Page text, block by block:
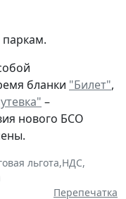
бланки "Билет",
–
нового БСО
льгота,НДС,
Перепечатка